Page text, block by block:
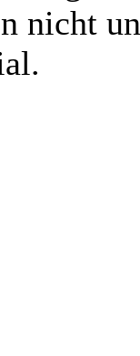
nicht